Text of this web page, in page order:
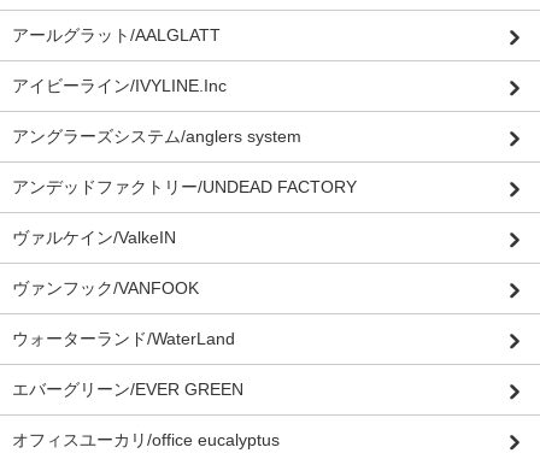
アールグラット/AALGLATT
アイビーライン/IVYLINE.Inc
アングラーズシステム/anglers system
アンデッドファクトリー/UNDEAD FACTORY
ヴァルケイン/ValkeIN
ヴァンフック/VANFOOK
ウォーターランド/WaterLand
エバーグリーン/EVER GREEN
オフィスユーカリ/office eucalyptus